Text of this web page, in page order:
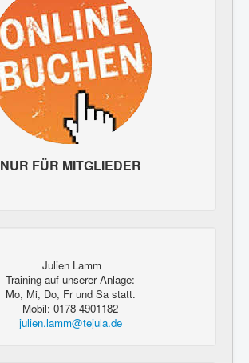
NUR FÜR MITGLIEDER
Julien Lamm
Training auf unserer Anlage:
Mo, Mi, Do, Fr und Sa statt.
Mobil: 0178 4901182
julien.lamm@tejula.de